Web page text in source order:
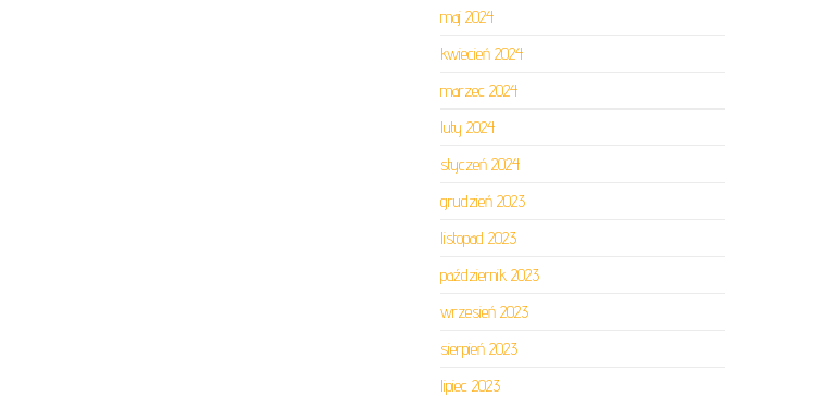
maj 2024
kwiecień 2024
marzec 2024
luty 2024
styczeń 2024
grudzień 2023
listopad 2023
październik 2023
wrzesień 2023
sierpień 2023
lipiec 2023